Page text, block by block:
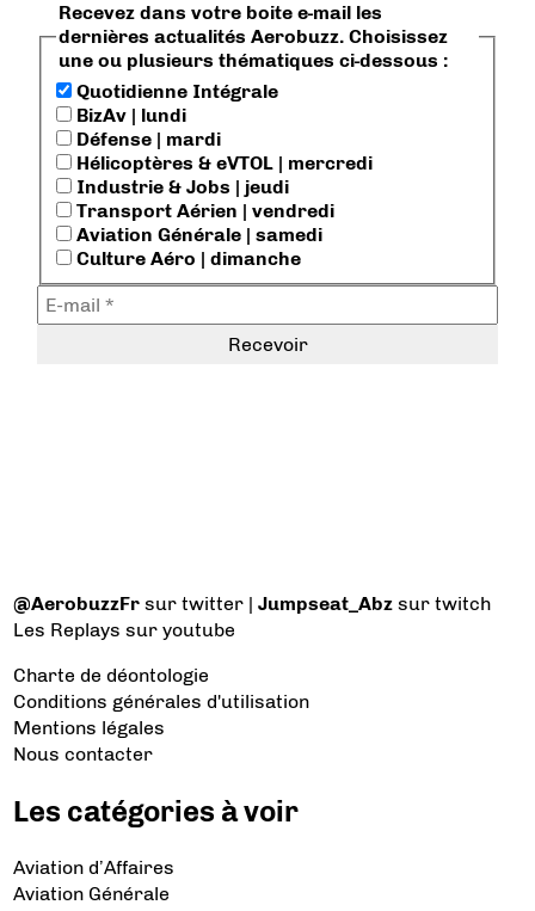
Recevez dans votre boite e-mail les
dernières actualités Aerobuzz. Choisissez
une ou plusieurs thématiques ci-dessous :
Quotidienne Intégrale
BizAv | lundi
Défense | mardi
Hélicoptères & eVTOL | mercredi
Industrie & Jobs | jeudi
Transport Aérien | vendredi
Aviation Générale | samedi
Culture Aéro | dimanche
@AerobuzzFr sur twitter |Jumpseat_Abz sur twitch
Les Replays sur youtube
Charte de déontologie
Conditions générales d'utilisation
Mentions légales
Nous contacter
Les catégories à voir
Aviation d’Affaires
Aviation Générale